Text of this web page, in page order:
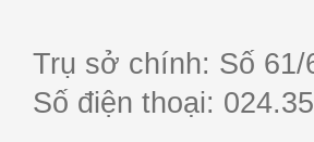
Trụ sở chính: Số 61/
Số điện thoại: